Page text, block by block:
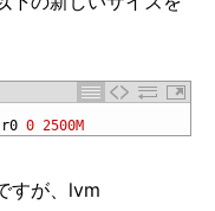
r0 0 2500M
すが、lvm